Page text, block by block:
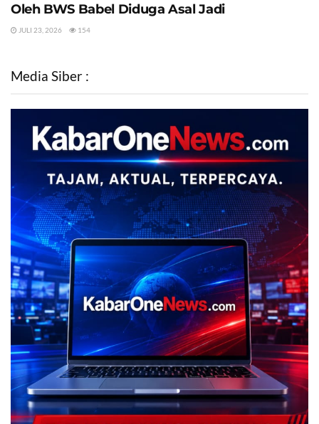
Oleh BWS Babel Diduga Asal Jadi
JULI 23, 2026 154
Media Siber :